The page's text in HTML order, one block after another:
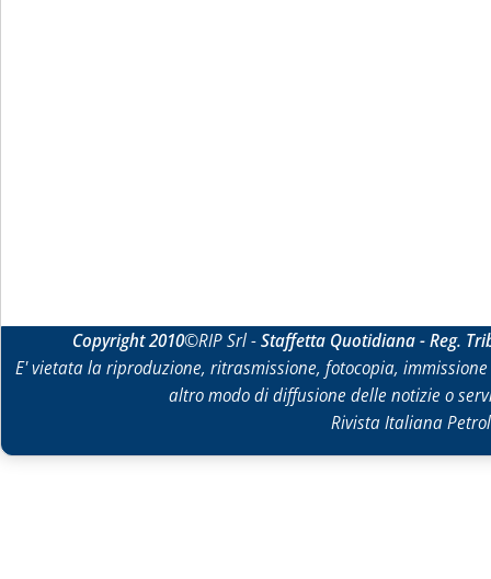
Copyright 2010©RIP Srl -Staffetta Quotidiana - Reg.
E' vietata la riproduzione, ritrasmissione, fotocopia,
altro modo di diffusione delle notizie o
Rivista Italiana